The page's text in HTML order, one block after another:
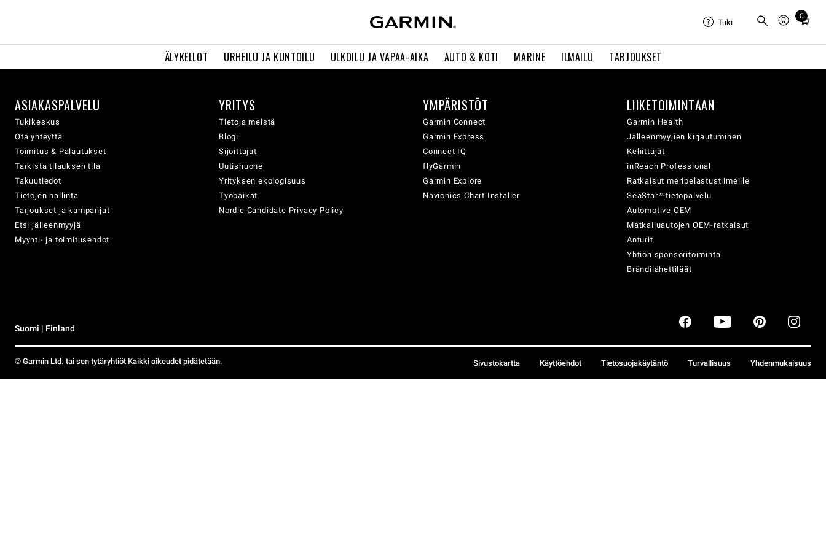
ÄLYKELLOT URHEILU JA KUNTOILU ULKOILU JA VAPAA-AIKA AUTO & KOTI MARINE ILMAILU TARJOUKSET
Tuki
0
Total
cart:
ASIAKASPALVELU
Tukikeskus
Ota yhteyttä
Toimitus & Palautukset
Tarkista tilauksen tila
Takuutiedot
Tietojen hallinta
Tarjoukset ja kampanjat
Etsi jälleenmyyjä
Myynti- ja toimitusehdot
YRITYS
Tietoja meistä
Blogi
Sijoittajat
Uutishuone
Yrityksen ekologisuus
Työpaikat
Nordic Candidate Privacy Policy
YMPÄRISTÖT
Garmin Connect
Garmin Express
Connect IQ
flyGarmin
Garmin Explore
Navionics Chart Installer
LIIKETOIMINTAAN
Garmin Health
Jälleenmyyjien kirjautuminen
Kehittäjät
inReach Professional
Ratkaisut meripelastustiimeille
SeaStar®-tietopalvelu
Automotive OEM
Matkailuautojen OEM-ratkaisut
Anturit
Yhtiön sponsoritoiminta
Brändilähettiläät
Suomi | Finland
© Garmin Ltd. tai sen tytäryhtiöt Kaikki oikeudet pidätetään. Sivustokartta Käyttöehdot Tietosuojakäytäntö Turvallisuus Yhdenmukaisuus